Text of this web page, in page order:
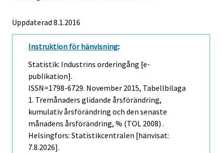
Uppdaterad 8.1.2016
Instruktion för hänvisning:
Statistik: Industrins orderingång [e-
publikation].
ISSN=1798-6729. November 2015, Tabellbilaga
1. Tremånaders glidande årsförändring,
kumulativ årsförändring och den senaste
månadens årsförändring, % (TOL 2008) .
Helsingfors: Statistikcentralen [hänvisat:
7.8.2026].